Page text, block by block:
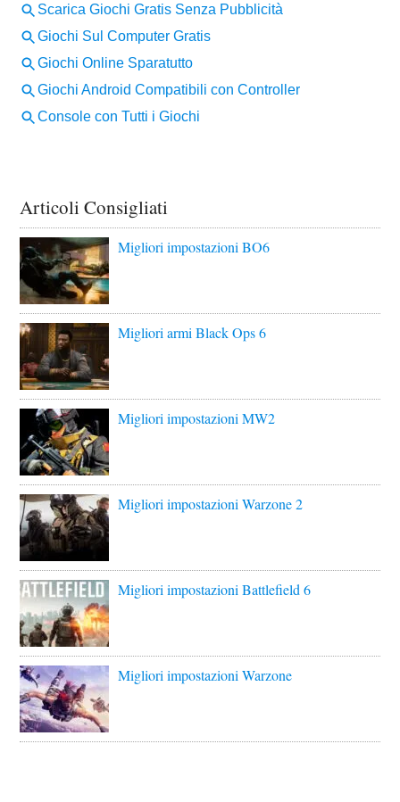
Articoli Consigliati
Migliori impostazioni BO6
Migliori armi Black Ops 6
Migliori impostazioni MW2
Migliori impostazioni Warzone 2
Migliori impostazioni Battlefield 6
Migliori impostazioni Warzone